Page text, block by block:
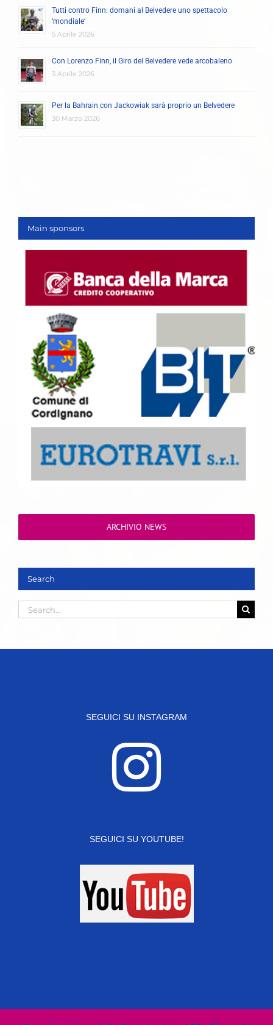
Tutti contro Finn: domani al Belvedere uno spettacolo
‘mondiale’
5 Aprile 2026
Con Lorenzo Finn, il Giro del Belvedere vede arcobaleno
3 Aprile 2026
Per la Bahrain con Jackowiak sarà proprio un Belvedere
30 Marzo 2026
Main sponsors
ARCHIVIO NEWS
Search
Search
for:
SEGUICI SU INSTAGRAM
SEGUICI SU YOUTUBE!